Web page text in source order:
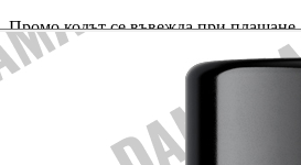
Промо кодът се въвежда при плащане.